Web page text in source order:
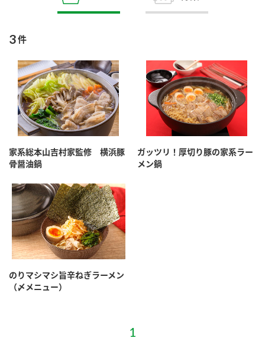
お酢ドリンク ぽん酢
みりん風・料理酒 鍋用調味料
スープ
クイック調味料
ブランド・スペシャルサイト
ブランド・スペシャルサイト トップ
商品ブランドサイト
くらしプラ酢
カンタン酢
お酢ドリンク
味ぽん
ぽん酢
つゆ
企業情報
国内事業概要
ミツカングループについて
企業理念
ミツカンの歴史
ミツカンを知る
環境への取り組み
採用情報
ニュースリリース
3件
家系総本山吉村家監修 横浜豚
骨醤油鍋
ガッツリ！厚切り豚の家系ラー
メン鍋
のりマシマシ旨辛ねぎラーメン
（〆メニュー）